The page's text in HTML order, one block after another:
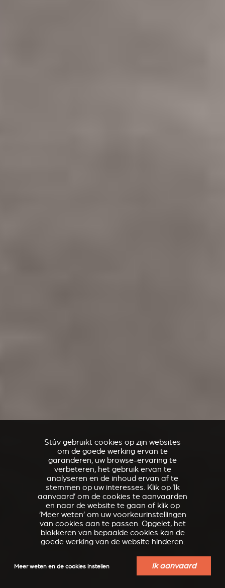
Stûv gebruikt cookies op zijn websites
om de goede werking ervan te
garanderen, uw browse-ervaring te
verbeteren, het gebruik ervan te
analyseren en de inhoud ervan af te
stemmen op uw interesses. Klik op ‘Ik
aanvaard’ om de cookies te aanvaarden
en naar de website te gaan of klik op
‘Meer weten’ om uw voorkeurinstellingen
van cookies aan te passen. Opgelet, het
blokkeren van bepaalde cookies kan de
goede werking van de website hinderen.
Meer weten en de cookies instellen Ik aanvaard